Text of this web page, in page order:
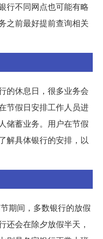
行不同网点也可能有略
之前最好提前查询相关
的休息日，很多业务会
节假日安排工作人员进
储蓄业务。用户在节假
解具体银行的安排，以
期间，多数银行的放假
还会在除夕放假半天，